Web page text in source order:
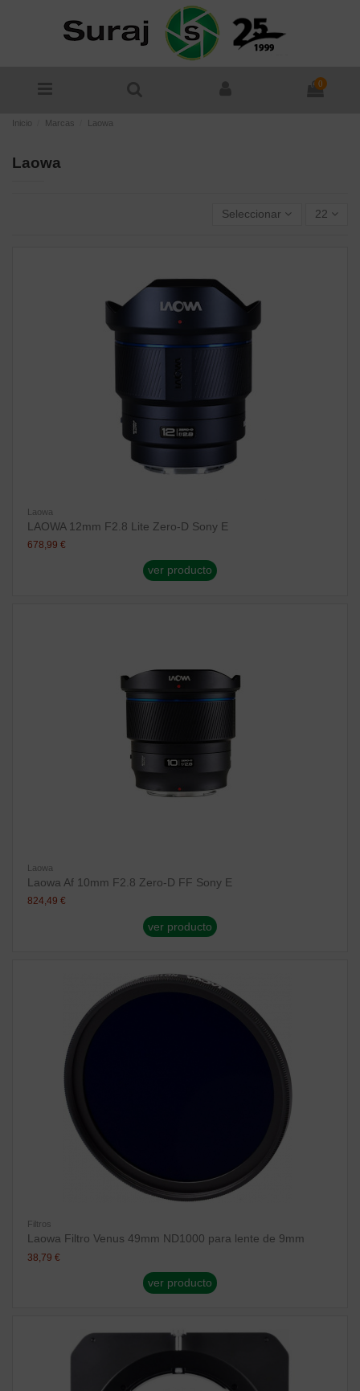
0
Inicio Marcas Laowa
Laowa
Seleccionar 22
Laowa
LAOWA 12mm F2.8 Lite Zero-D Sony E
678,99 €
ver producto
Laowa
Laowa Af 10mm F2.8 Zero-D FF Sony E
824,49 €
ver producto
Filtros
Laowa Filtro Venus 49mm ND1000 para lente de 9mm
38,79 €
ver producto